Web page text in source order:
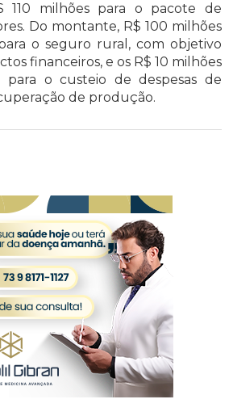
110 milhões para o pacote de
Do montante, R$ 100 milhões
o seguro rural, com objetivo
financeiros, e os R$ 10 milhões
para o custeio de despesas de
de produção.